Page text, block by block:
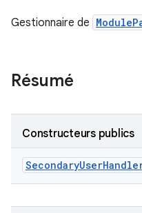
Gestionnaire de
Résumé
Constructeurs publics
SecondaryUser